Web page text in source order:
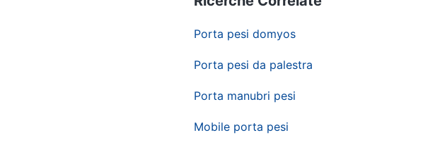
Porta pesi domyos
Porta pesi da palestra
Porta manubri pesi
Mobile porta pesi